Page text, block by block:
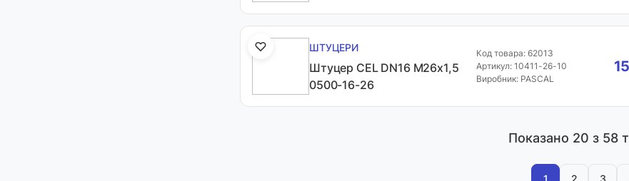
ШТУЦЕРИ
Штуцер CEL DN16 М26х1,5
0500-16-26
Код товара: 62013
Артикул: 10411-26-10
Виробник: PASCAL
Показано 20 з 58
1 2 3